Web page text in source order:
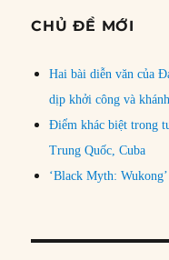
CHỦ ĐỀ MỚI
Hai bài diễn văn của
dịp khởi công và
Điểm khác biệt trong
Trung Quốc, Cuba
‘Black Myth: